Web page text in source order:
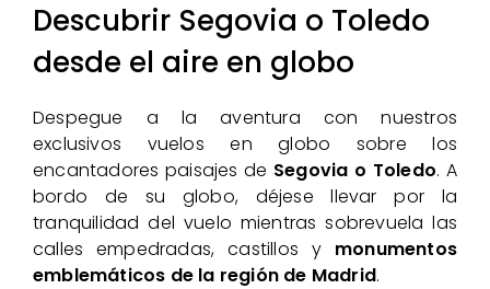
Descubrir Segovia o Toledo
desde el aire en globo
Despegue a la aventura con nuestros
exclusivos vuelos en globo sobre los
encantadores paisajes de Segovia o Toledo. A
bordo de su globo, déjese llevar por la
tranquilidad del vuelo mientras sobrevuela las
calles empedradas, castillos y monumentos
emblemáticos de la región de Madrid.